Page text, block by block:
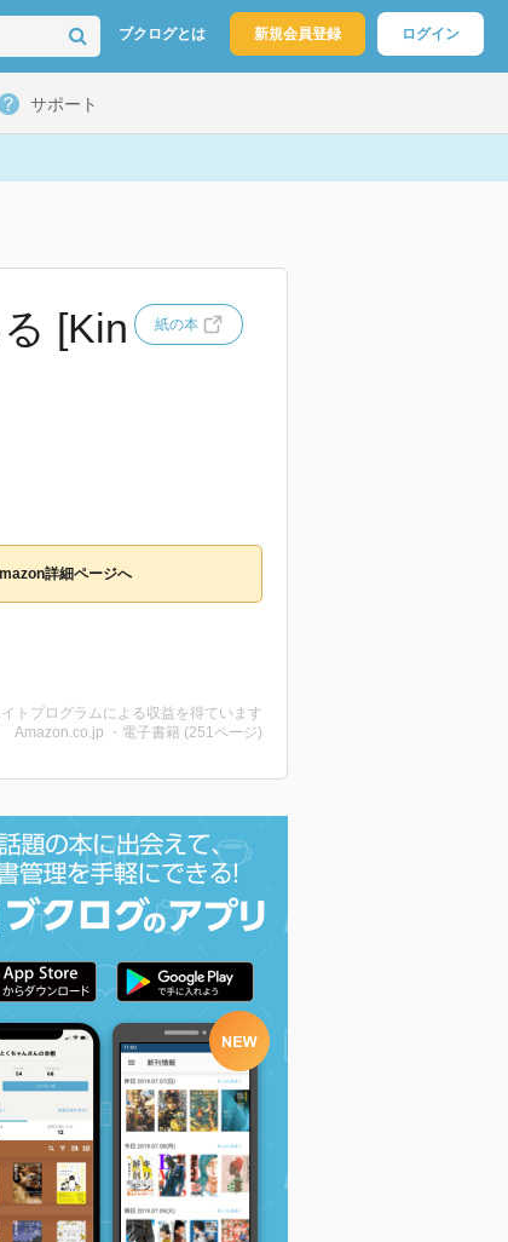
ブクログとは 新規会員登録 ログイン
サポート
[Kin
紙の本
詳細ページへ
トプログラムによる収益を得ています
Amazon.co.jp ・電子書籍 (251ページ)